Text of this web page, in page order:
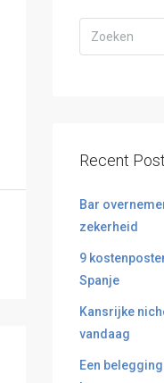
Recent
Bar
zekerheid
9
Spanje
Kansrijke
vandaag
Een